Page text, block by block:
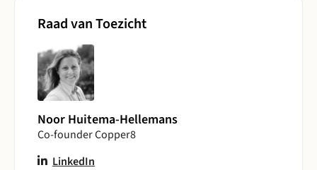
Raad van Toezicht
Noor Huitema-Hellemans
Co-founder Copper8
LinkedIn